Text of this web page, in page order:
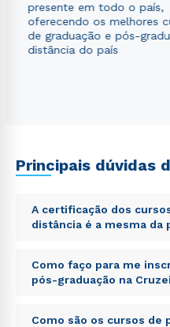
presente em todo o país,
oferecendo os melhores
de graduação e pós-
distância do país
Principais dúvidas
A certificação dos
distância é a mesma da
Sed ut perspiciatis unde
voluptatem accusantium
totam rem aperiam,
explicabo. Nemo enim
Como faço para me
pós-graduação na
Sed ut perspiciatis unde
Como são os cursos de